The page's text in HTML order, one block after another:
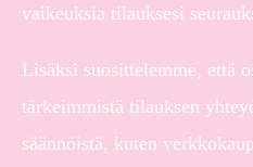
vaikeuksia tilauksesi
Lisäksi suosittelemme, että
tärkeimmistä tilauksen
säännöistä, kuten